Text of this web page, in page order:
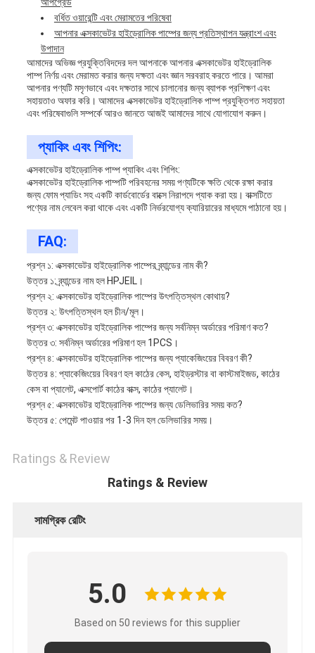
আপগ্রেড
বর্ধিত ওয়ারেন্টি এবং মেরামতের পরিষেবা
আপনার এক্সকাভেটর হাইড্রোলিক পাম্পের জন্য প্রতিস্থাপন যন্ত্রাংশ এবং
উপাদান
আমাদের অভিজ্ঞ প্রযুক্তিবিদদের দল আপনাকে আপনার এক্সকাভেটর হাইড্রোলিক
পাম্প নির্ণয় এবং মেরামত করার জন্য দক্ষতা এবং জ্ঞান সরবরাহ করতে পারে। আমরা
আপনার পণ্যটি মসৃণভাবে এবং দক্ষতার সাথে চালানোর জন্য ব্যাপক প্রশিক্ষণ এবং
সহায়তাও অফার করি। আমাদের এক্সকাভেটর হাইড্রোলিক পাম্প প্রযুক্তিগত সহায়তা
এবং পরিষেবাগুলি সম্পর্কে আরও জানতে আজই আমাদের সাথে যোগাযোগ করুন।
প্যাকিং এবং শিপিং:
এক্সকাভেটর হাইড্রোলিক পাম্প প্যাকিং এবং শিপিং:
এক্সকাভেটর হাইড্রোলিক পাম্পটি পরিবহনের সময় পণ্যটিকে ক্ষতি থেকে রক্ষা করার
জন্য ফোম প্যাডিং সহ একটি কার্ডবোর্ডের বাক্সে নিরাপদে প্যাক করা হয়। বাক্সটিতে
পণ্যের নাম লেবেল করা থাকে এবং একটি নির্ভরযোগ্য ক্যারিয়ারের মাধ্যমে পাঠানো হয়।
FAQ:
প্রশ্ন ১: এক্সকাভেটর হাইড্রোলিক পাম্পের ব্র্যান্ডের নাম কী?
উত্তর ১: ব্র্যান্ডের নাম হল HPJEIL।
প্রশ্ন ২: এক্সকাভেটর হাইড্রোলিক পাম্পের উৎপত্তিস্থল কোথায়?
উত্তর ২: উৎপত্তিস্থল হল চীন/মূল।
প্রশ্ন ৩: এক্সকাভেটর হাইড্রোলিক পাম্পের জন্য সর্বনিম্ন অর্ডারের পরিমাণ কত?
উত্তর ৩: সর্বনিম্ন অর্ডারের পরিমাণ হল 1PCS।
প্রশ্ন ৪: এক্সকাভেটর হাইড্রোলিক পাম্পের জন্য প্যাকেজিংয়ের বিবরণ কী?
উত্তর ৪: প্যাকেজিংয়ের বিবরণ হল কাঠের কেস, হাইড্রস্টার বা কাস্টমাইজড, কাঠের
কেস বা প্যালেট, এক্সপোর্ট কাঠের বাক্স, কাঠের প্যালেট।
প্রশ্ন ৫: এক্সকাভেটর হাইড্রোলিক পাম্পের জন্য ডেলিভারির সময় কত?
উত্তর ৫: পেমেন্ট পাওয়ার পর 1-3 দিন হল ডেলিভারির সময়।
Ratings & Review
Ratings & Review
সামগ্রিক রেটিং
5.0
Based on 50 reviews for this supplier